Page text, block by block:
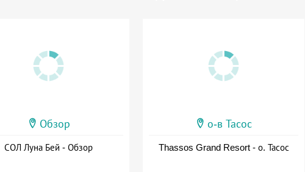
Обзор
СОЛ Луна Бей - Обзор
о-в Тасос
Thassos Grand Resort - о. Тасос